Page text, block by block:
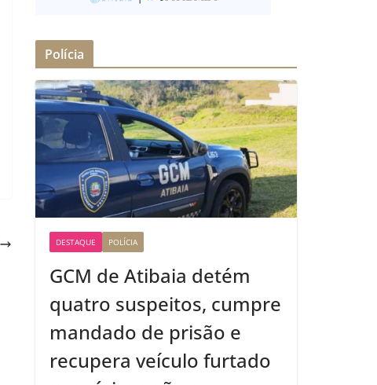
Polícia
DESTAQUE POLÍCIA
GCM de Atibaia detém
quatro suspeitos, cumpre
mandado de prisão e
recupera veículo furtado